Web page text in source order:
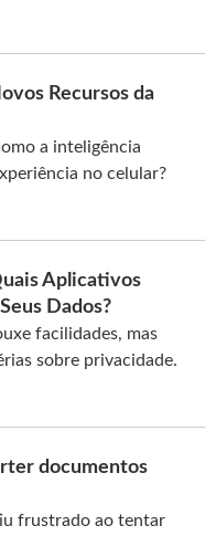
Recursos da
a inteligência
no celular?
Aplicativos
Dados?
facilidades, mas
sobre privacidade.
documentos
frustrado ao tentar